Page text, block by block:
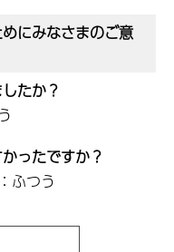
にみなさまのご意
たか？
ったですか？
ふつう